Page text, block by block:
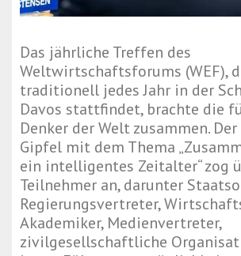
Das jährliche Treffen des
Weltwirtschaftsforums (WEF),
traditionell jedes Jahr in der
Davos stattfindet, brachte die
Denker der Welt zusammen.
Gipfel mit dem Thema
ein intelligentes Zeitalter“ zog
Teilnehmer an, darunter
Regierungsvertreter,
Akademiker, Medienvertreter,
zivilgesellschaftliche